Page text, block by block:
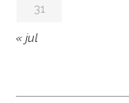
31
« jul